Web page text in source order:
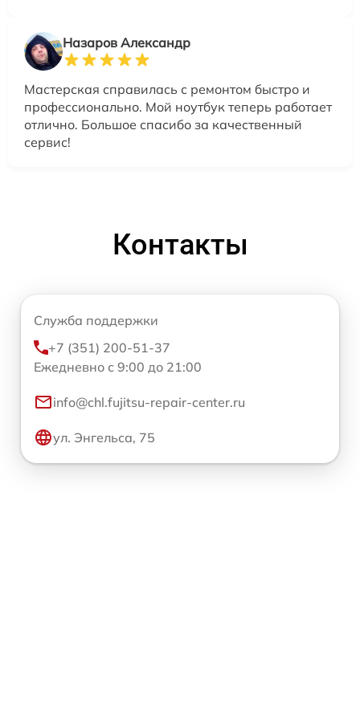
Назаров Александр
Мастерская справилась с ремонтом быстро и
профессионально. Мой ноутбук теперь работает
отлично. Большое спасибо за качественный
сервис!
Контакты
Служба поддержки
+7 (351) 200-51-37
Ежедневно с 9:00 до 21:00
info@chl.fujitsu-repair-center.ru
ул. Энгельса, 75